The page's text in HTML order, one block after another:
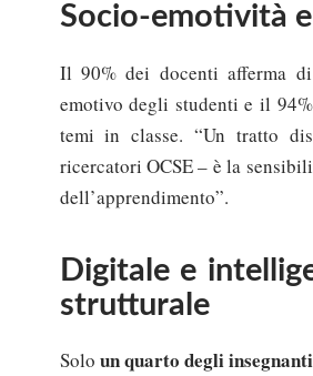
Socio-emotività
Il 90% dei docenti afferma
emotivo degli studenti e il
temi in classe. “Un tratto
ricercatori OCSE – è la
dell’apprendimento”.
Digitale e
strutturale
Solo un quarto degli